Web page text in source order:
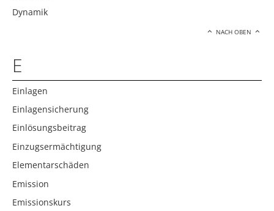
Dynamik
NACH OBEN
E
Einlagen
Einlagensicherung
Einlösungsbeitrag
Einzugsermächtigung
Elementarschäden
Emission
Emissionskurs